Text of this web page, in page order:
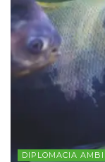
DIPLOMACIA